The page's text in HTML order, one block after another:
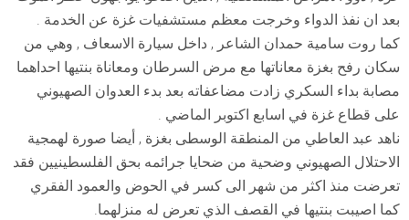
بعد ان نفذ الدواء وخرجت معظم مستشفيات غزة عن الخدمة .
كما روت سامية حمدان الشاعر , داخل سيارة الاسعاف , وهي من
سكان رفح بغزة معاناتها مع مرض السرطان ومعاناة بنتيها احداهما
مصابة بداء السكري زادت مضاعفاته بعد بدء العدوان الصهيوني
على قطاع غزة في اسابع اكتوبر الماضي .
ناهد عبد العاطي من المنطقة الوسطى بغزة , أيضا صورة لهمجية
الاحتلال الصهيوني وضحية من ضحايا جرائمه بحق الفلسطينيين فقد
تعرضت منذ اكثر من شهر الى كسر في الحوض والعمود الفقري
كما اصيبت بنتيها في القصف الذي تعرض له منزلهما.